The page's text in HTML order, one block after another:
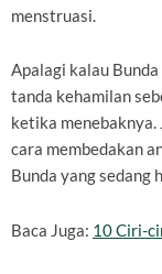
menstruasi.
Apalagi kalau
tanda kehamilan
ketika
cara membedakan
Bunda yang sedang
Baca Juga: 10 Ciri-